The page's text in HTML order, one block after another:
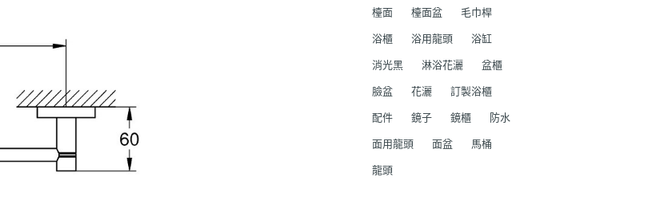
檯面 檯面盆 毛巾桿
浴櫃 浴用龍頭 浴缸
消光黑 淋浴花灑 盆櫃
臉盆 花灑 訂製浴櫃
配件 鏡子 鏡櫃 防水
面用龍頭 面盆 馬桶
龍頭